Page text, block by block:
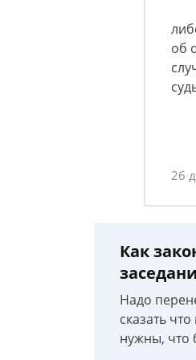
об
26
Как
Надо
сказать
нужны, что